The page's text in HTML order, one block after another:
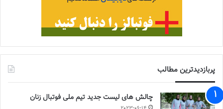
پربازدیدترین مطالب
چالش هاى ليست جدید تيم ملى فوتبال زنان